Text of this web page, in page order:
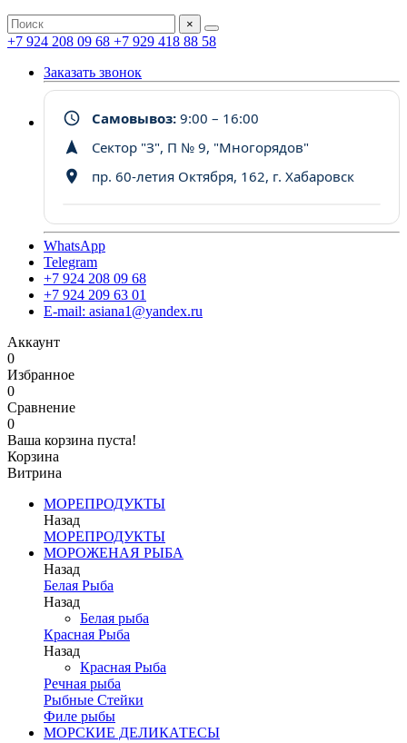
×
+7 924 208 09 68 +7 929 418 88 58
Заказать звонок
Самовывоз: 9:00 – 16:00
Сектор "З", П № 9, "Многорядов"
пр. 60-летия Октября, 162, г. Хабаровск
WhatsApp
Telegram
+7 924 208 09 68
+7 924 209 63 01
E-mail: asiana1@yandex.ru
Аккаунт
0
Избранное
0
Сравнение
0
Ваша корзина пуста!
Корзина
Витрина
МОРЕПРОДУКТЫ
Назад
МОРЕПРОДУКТЫ
МОРОЖЕНАЯ РЫБА
Назад
Белая Рыба
Назад
Белая рыба
Красная Рыба
Назад
Красная Рыба
Речная рыба
Рыбные Стейки
Филе рыбы
МОРСКИЕ ДЕЛИКАТЕСЫ